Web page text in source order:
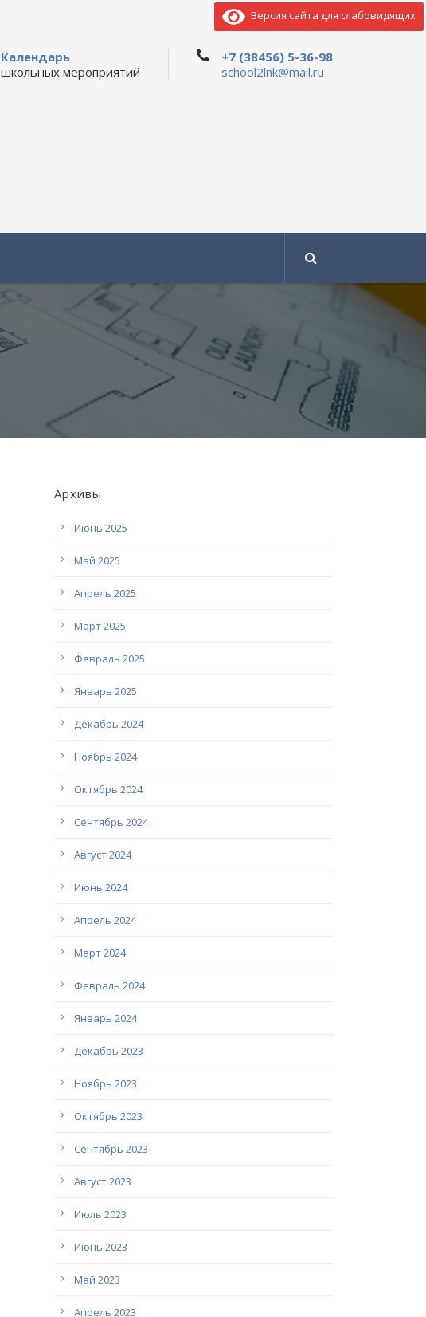
Календарь
школьных мероприятий
+7 (38456) 5-36-98
school2lnk@mail.ru
Архивы
Июнь 2025
Май 2025
Апрель 2025
Март 2025
Февраль 2025
Январь 2025
Декабрь 2024
Ноябрь 2024
Октябрь 2024
Сентябрь 2024
Август 2024
Июнь 2024
Апрель 2024
Март 2024
Февраль 2024
Январь 2024
Декабрь 2023
Ноябрь 2023
Октябрь 2023
Сентябрь 2023
Август 2023
Июль 2023
Июнь 2023
Май 2023
Апрель 2023
Версия сайта для слабовидящих